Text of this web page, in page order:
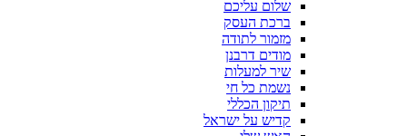
שלום עליכם
ברכת העסק
מזמור לתודה
מודים דרבנן
שיר למעלות
נשמת כל חי
תיקון הכללי
קדיש על ישראל